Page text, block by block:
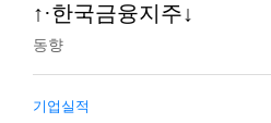
↑·한국금융지주↓
동향
기업실적